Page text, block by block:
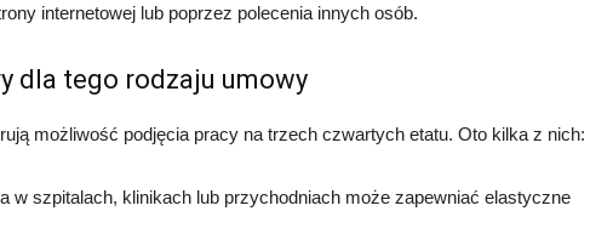
internetowej lub poprzez polecenia innych osób.
dla tego rodzaju umowy
możliwość podjęcia pracy na trzech czwartych etatu. Oto kilka z nich:
w szpitalach, klinikach lub przychodniach może zapewniać elastyczne